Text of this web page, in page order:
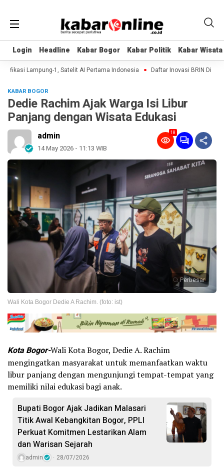
Login Headline Kabar Bogor Kabar Politik Kabar Wisata
Login Headline Kabar Bogor Kabar Politik Kabar Wisata
Lampung-1, Satelit AI Pertama Indonesia Daftar Inovasi BRIN
KABAR BOGOR
Dedie Rachim Ajak Warga Isi Libur
Panjang dengan Wisata Edukasi
admin
14 May 2026 - 11:13 WIB
18
Perbesar
Wali Kota Bogor Dedie A Rachim. (foto: ist)
Kota Bogor-Wali Kota Bogor, Dedie A. Rachim
mengingatkan masyarakat untuk memanfaatkan waktu
libur panjang dengan mengunjungi tempat-tempat yang
memiliki nilai edukasi bagi anak.
Bupati Bogor Ajak Jadikan Malasari
Titik Awal Kebangkitan Bogor, PPLI
Perkuat Komitmen Lestarikan Alam
dan Warisan Sejarah
admin 28/07/2026